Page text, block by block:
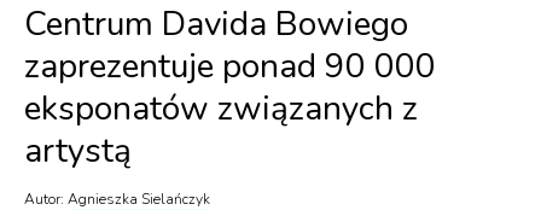
Centrum Davida Bowiego
zaprezentuje ponad 90 000
eksponatów związanych z
artystą
Autor: Agnieszka Sielańczyk